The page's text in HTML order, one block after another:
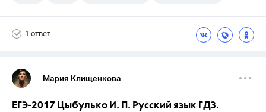
1 ответ
Мария Клищенкова
ЕГЭ-2017 Цыбулько И. П. Русский язык ГДЗ.